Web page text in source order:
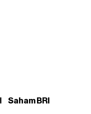
Saham BRI